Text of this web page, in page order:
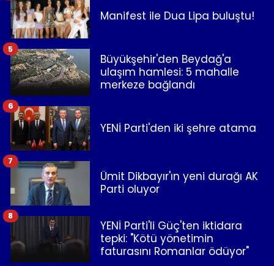
Manifest ile Dua Lipa buluştu!
Büyükşehir'den Beydağ'a
ulaşım hamlesi: 5 mahalle
merkeze bağlandı
5
YENİ Parti'den iki şehre atama
6
Ümit Dikbayır'ın yeni durağı AK
Parti oluyor
7
YENİ Parti'li Güç'ten iktidara
tepki: "Kötü yönetimin
faturasını Romanlar ödüyor"
8